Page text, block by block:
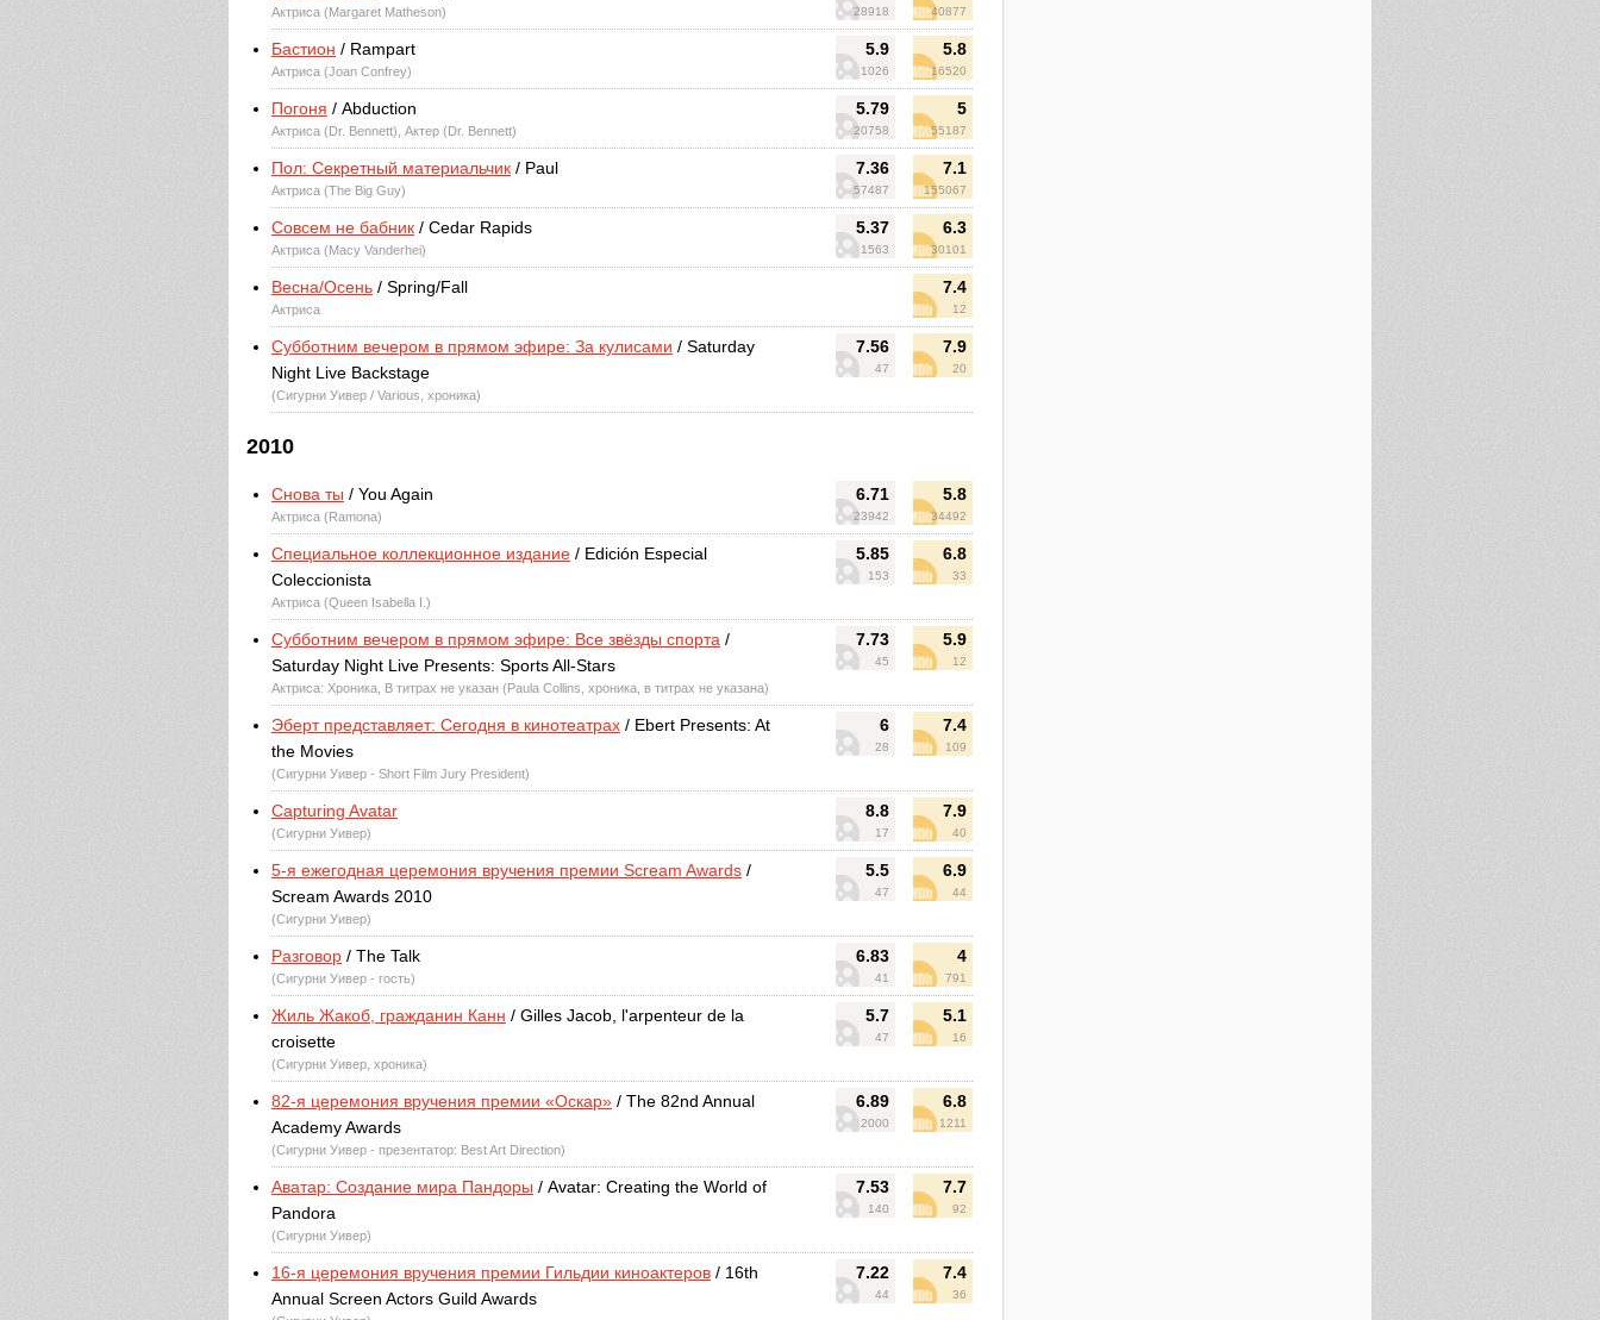
28918 40877
Актриса (Margaret Matheson)
5.9
1026
5.8
16520
Бастион / Rampart
Актриса (Joan Confrey)
5.79
20758
5
55187
Погоня / Abduction
Актриса (Dr. Bennett), Актер (Dr. Bennett)
7.36
57487
7.1
155067
Пол: Секретный материальчик / Paul
Актриса (The Big Guy)
5.37
1563
6.3
30101
Совсем не бабник / Cedar Rapids
Актриса (Macy Vanderhei)
7.4
12
Весна/Осень / Spring/Fall
Актриса
7.56
47
7.9
20
Субботним вечером в прямом эфире: За кулисами / Saturday
Night Live Backstage
(Сигурни Уивер / Various, хроника)
2010
6.71
23942
5.8
34492
Снова ты / You Again
Актриса (Ramona)
5.85
153
6.8
33
Специальное коллекционное издание / Edición Especial
Coleccionista
Актриса (Queen Isabella I.)
7.73
45
5.9
12
Субботним вечером в прямом эфире: Все звёзды спорта /
Saturday Night Live Presents: Sports All-Stars
Актриса: Хроника, В титрах не указан (Paula Collins, хроника, в титрах не указана)
6
28
7.4
109
Эберт представляет: Сегодня в кинотеатрах / Ebert Presents: At
the Movies
(Сигурни Уивер - Short Film Jury President)
8.8
17
7.9
40
Capturing Avatar
(Сигурни Уивер)
5.5
47
6.9
44
5-я ежегодная церемония вручения премии Scream Awards /
Scream Awards 2010
(Сигурни Уивер)
6.83
41
4
791
Разговор / The Talk
(Сигурни Уивер - гость)
5.7
47
5.1
16
Жиль Жакоб, гражданин Канн / Gilles Jacob, l'arpenteur de la
croisette
(Сигурни Уивер, хроника)
6.89
2000
6.8
1211
82-я церемония вручения премии «Оскар» / The 82nd Annual
Academy Awards
(Сигурни Уивер - презентатор: Best Art Direction)
7.53
140
7.7
92
Аватар: Создание мира Пандоры / Avatar: Creating the World of
Pandora
(Сигурни Уивер)
7.22
44
7.4
36
16-я церемония вручения премии Гильдии киноактеров / 16th
Annual Screen Actors Guild Awards